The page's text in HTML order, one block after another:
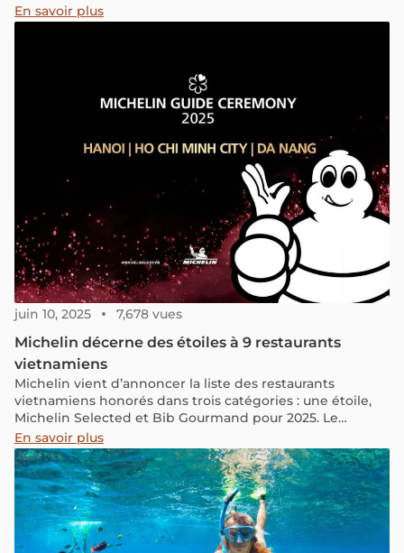
En savoir plus
juin 10, 2025 7,678 vues
Michelin décerne des étoiles à 9 restaurants
vietnamiens
Michelin vient d’annoncer la liste des restaurants
vietnamiens honorés dans trois catégories : une étoile,
Michelin Selected et Bib Gourmand pour 2025. Le
nombre de restaurants récompensés par le Guide
Michelin a augmenté, affirmant la position croissante du
Vietnam sur le chemin de devenir une destination
gastronomique mondiale.
En savoir plus